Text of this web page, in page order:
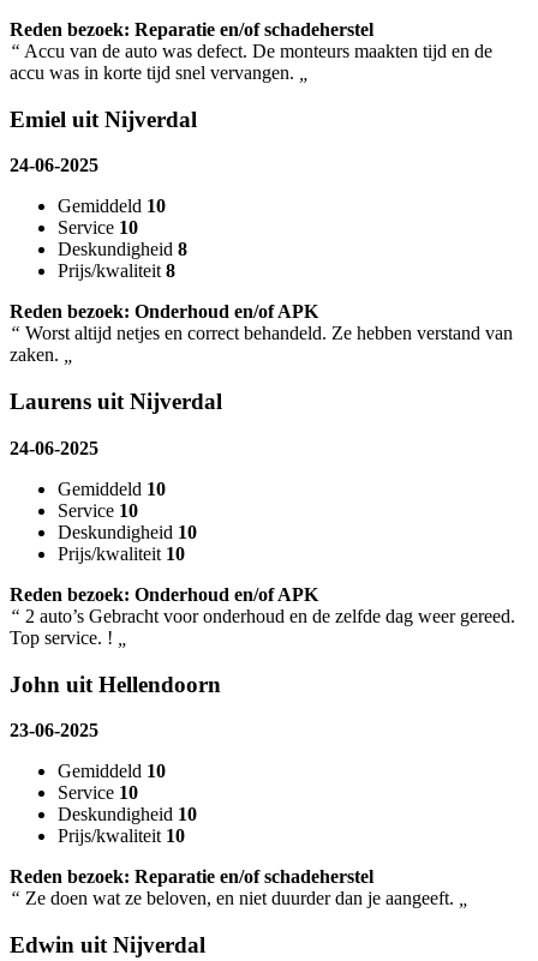
Reden bezoek: Reparatie en/of schadeherstel
“ Accu van de auto was defect. De monteurs maakten tijd en de
accu was in korte tijd snel vervangen.
Emiel uit Nijverdal
24-06-2025
Gemiddeld 10
Service 10
Deskundigheid 8
Prijs/kwaliteit 8
Reden bezoek: Onderhoud en/of APK
“ Worst altijd netjes en correct behandeld. Ze hebben verstand van
zaken. „
Laurens uit Nijverdal
24-06-2025
Gemiddeld 10
Service 10
Deskundigheid 10
Prijs/kwaliteit 10
Reden bezoek: Onderhoud en/of APK
“ 2 auto’s Gebracht voor onderhoud en de zelfde dag weer gereed.
Top service. !
John uit Hellendoorn
23-06-2025
Gemiddeld 10
Service 10
Deskundigheid 10
Prijs/kwaliteit 10
Reden bezoek: Reparatie en/of schadeherstel
“ Ze doen wat ze beloven, en niet duurder dan je aangeeft.
Edwin uit Nijverdal